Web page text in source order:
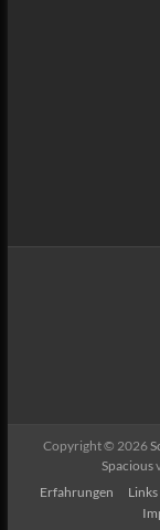
Copyright © 2026
Spacious
Erfahrungen
Links